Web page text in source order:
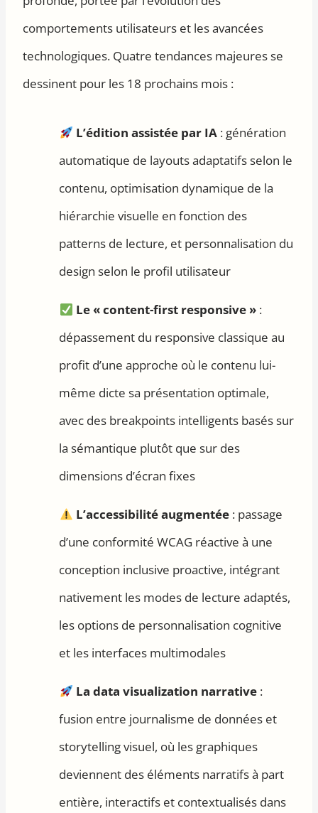
comportements utilisateurs et les avancées
technologiques. Quatre tendances majeures se
dessinent pour les 18 prochains mois :
L’édition assistée par IA: génération
automatique de layouts adaptatifs selon le
contenu, optimisation dynamique de la
hiérarchie visuelle en fonction des
patterns de lecture, et personnalisation du
design selon le profil utilisateur
Le « content-first responsive »:
dépassement du responsive classique au
profit d’une approche où le contenu lui-
même dicte sa présentation optimale,
avec des breakpoints intelligents basés sur
la sémantique plutôt que sur des
dimensions d’écran fixes
L’accessibilité augmentée: passage
d’une conformité WCAG réactive à une
conception inclusive proactive, intégrant
nativement les modes de lecture adaptés,
les options de personnalisation cognitive
et les interfaces multimodales
La data visualization narrative:
fusion entre journalisme de données et
storytelling visuel, où les graphiques
deviennent des éléments narratifs à part
entière, interactifs et contextualisés dans